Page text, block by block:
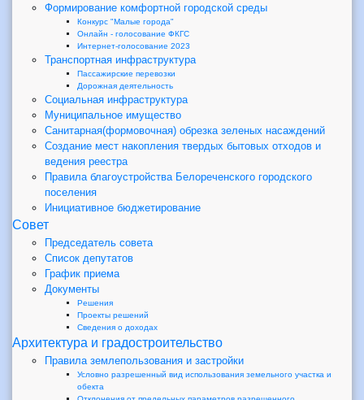
Формирование комфортной городской среды
Конкурс "Малые города"
Онлайн - голосование ФКГС
Интернет-голосование 2023
Транспортная инфраструктура
Пассажирские перевозки
Дорожная деятельность
Социальная инфраструктура
Муниципальное имущество
Санитарная(формовочная) обрезка зеленых насаждений
Создание мест накопления твердых бытовых отходов и
ведения реестра
Правила благоустройства Белореченского городского
поселения
Инициативное бюджетирование
Совет
Председатель совета
Список депутатов
График приема
Документы
Решения
Проекты решений
Сведения о доходах
Архитектура и градостроительство
Правила землепользования и застройки
Условно разрешенный вид использования земельного участка и
обекта